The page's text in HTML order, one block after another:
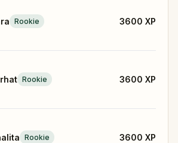
Rookie 3600 XP
Rookie 3600 XP
Rookie 3600 XP